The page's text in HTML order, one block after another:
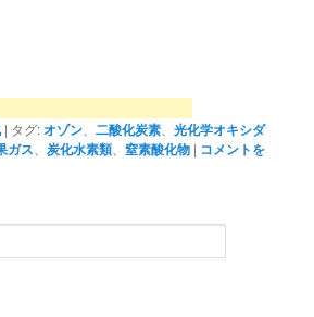
| タグ:オゾン 、二酸化炭素 、光化学オキシダ
ガス 炭化水素類 、窒素酸化物 | コメントを